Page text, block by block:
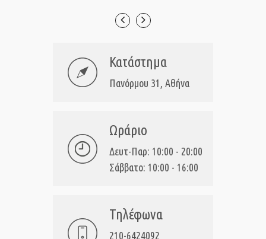
Κατάστημα
Πανόρμου 31, Αθήνα
Ωράριο
Δευτ-Παρ: 10:00 - 20:00
Σάββατο: 10:00 - 16:00
Τηλέφωνα
210-6424092